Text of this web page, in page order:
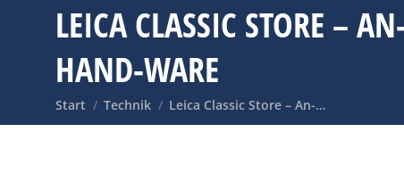
LEICA CLASSIC STORE –
HAND-WARE
Sie befinden sich hier:
Start Technik Leica Classic Store – An-…